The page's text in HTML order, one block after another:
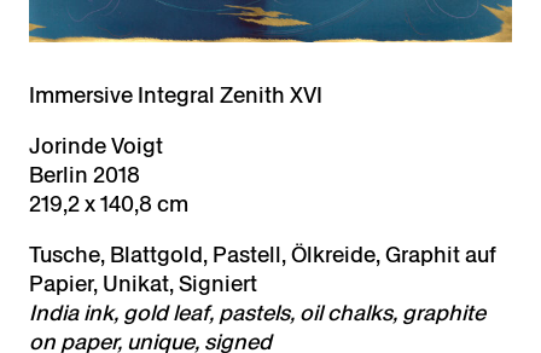
Immersive Integral Zenith XVI
Jorinde Voigt
Berlin 2018
219,2 x 140,8 cm
Tusche, Blattgold, Pastell, Ölkreide, Graphit auf
Papier, Unikat, Signiert
India ink, gold leaf, pastels, oil chalks, graphite
on paper, unique, signed